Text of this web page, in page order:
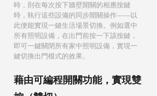
時，則在每次按下牆壁開關的相應按鍵
時，執行這些設備的同步開關操作——以
此便能實現一鍵生活場景切換。例如選中
所有照明設備，在出門前按一下該按鍵，
即可一鍵關閉所有家中照明設備，實現一
鍵切換出門模式的效果。
藉由可編程開關功能，實現雙